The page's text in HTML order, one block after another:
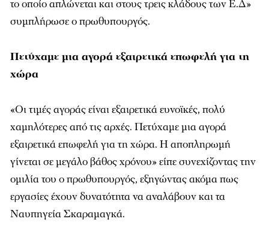
το οποίο απλώνεται και στους τρεις κλάδους των Ε.Δ»
συμπλήρωσε ο πρωθυπουργός.
Πετύχαμε μια αγορά εξαιρετικά επωφελή για τη
χώρα
«Οι τιμές αγοράς είναι εξαιρετικά ευνοϊκές, πολύ
χαμηλότερες από τις αρχές. Πετύχαμε μια αγορά
εξαιρετικά επωφελή για τη χώρα. Η αποπληρωμή
γίνεται σε μεγάλο βάθος χρόνου» είπε συνεχίζοντας την
ομιλία του ο πρωθυπουργός, εξηγώντας ακόμα πως
εργασίες έχουν δυνατότητα να αναλάβουν και τα
Ναυπηγεία Σκαραμαγκά.